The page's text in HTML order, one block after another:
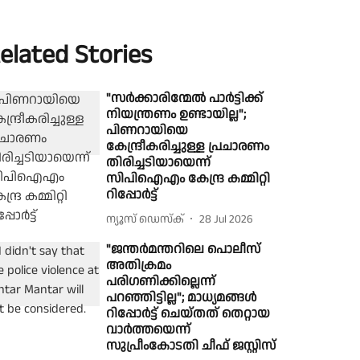
Stories
"സർക്കാരിന്മേൽ പാർട്ടിക്ക്
നിയന്ത്രണം ഉണ്ടായില്ല";
പിണറായിയെ
കേന്ദ്രീകരിച്ചുള്ള പ്രചാരണം
തിരിച്ചടിയായെന്ന്
സിപിഐഎം കേന്ദ്ര കമ്മിറ്റി
റിപ്പോർട്ട്
ന്യൂസ് ഡെസ്ക് 28 Jul 2026
"ജന്തർമന്തറിലെ പൊലീസ്
അതിക്രമം
പരിഗണിക്കില്ലെന്ന്
പറഞ്ഞിട്ടില്ല"; മാധ്യമങ്ങൾ
റിപ്പോർട്ട് ചെയ്തത് തെറ്റായ
വാർത്തയെന്ന്
സുപ്രീംകോടതി ചീഫ് ജസ്റ്റിസ്